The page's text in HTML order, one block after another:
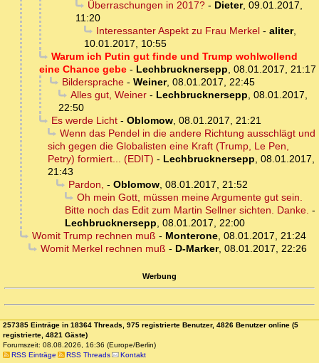
Überraschungen in 2017?- Dieter, 09.01.2017,
11:20
Interessanter Aspekt zu Frau Merkel- aliter,
10.01.2017, 10:55
Warum ich Putin gut finde und Trump wohlwollend
eine Chance gebe - Lechbrucknersepp 08.01.2017, 21:17
Bildersprache- Weiner, 08.01.2017, 22:45
Alles gut, Weiner- Lechbrucknersepp 08.01.2017,
22:50
Es werde Licht- Oblomow, 08.01.2017, 21:21
Wenn das Pendel in die andere Richtung ausschlägt und
sich gegen die Globalisten eine Kraft (Trump, Le Pen,
Petry) formiert... (EDIT) - Lechbrucknersepp 08.01.2017,
21:43
Pardon, - Oblomow, 08.01.2017, 21:52
Oh mein Gott, müssen meine Argumente gut sein.
Bitte noch das Edit zum Martin Sellner sichten. Danke. -
Lechbrucknersepp 08.01.2017, 22:00
Womit Trump rechnen muß - Monterone, 08.01.2017, 21:24
Womit Merkel rechnen muß - D-Marker, 08.01.2017, 22:26
Werbung
257385 Einträge in 18364 Threads, 975 registrierte Benutzer, 4826 Benutzer online (5
registrierte, 4821 Gäste)
Forumszeit: 08.08.2026, 16:36 (Europe/Berlin)
RSS Einträge
RSS Threads Kontakt